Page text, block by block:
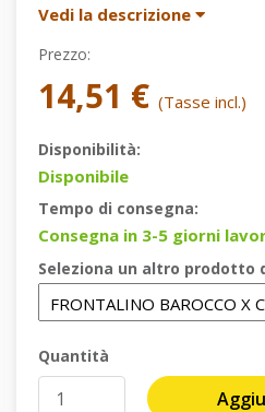
Vedi la descrizione
Prezzo:
14,51 € (Tasse incl.)
Disponibilità:
Disponibile
Tempo di consegna:
Consegna in 3-5 giorni
Seleziona un altro prodotto
Quantità